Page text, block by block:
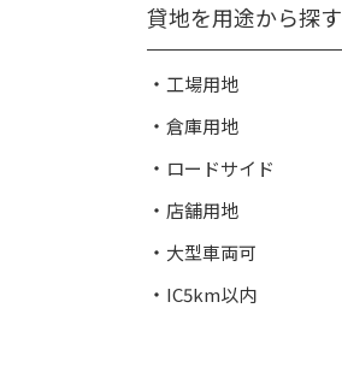
貸地を用途から探す
工場用地
倉庫用地
ロードサイド
店舗用地
大型車両可
IC5km以内